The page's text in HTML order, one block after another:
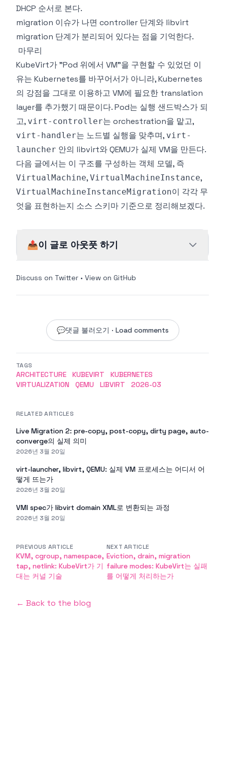
DHCP 순서로 본다.
migration 이슈가 나면 controller 단계와 libvirt
migration 단계가 분리되어 있다는 점을 기억한다.
마무리
KubeVirt가 "Pod 위에서 VM"을 구현할 수 있었던 이
유는 Kubernetes를 바꾸어서가 아니라, Kubernetes
의 강점을 그대로 이용하고 VM에 필요한 translation
layer를 추가했기 때문이다. Pod는 실행 샌드박스가 되
고, virt-controller는 orchestration을 맡고,
virt-handler는 노드별 실행을 맞추며, virt-
launcher 안의 libvirt와 QEMU가 실제 VM을 만든다.
다음 글에서는 이 구조를 구성하는 객체 모델, 즉
VirtualMachine, VirtualMachineInstance,
VirtualMachineInstanceMigration이 각각 무
엇을 표현하는지 소스 스키마 기준으로 정리해보겠다.
📤이 글로 아웃풋 하기
Discuss on Twitter • View on GitHub
💬댓글 불러오기 · Load comments
TAGS
ARCHITECTURE KUBEVIRT
KUBERNETES
VIRTUALIZATION
QEMU LIBVIRT 2026-03
RELATED ARTICLES
Live Migration 2: pre-copy, post-copy, dirty page, auto-
converge의 실제 의미
2026년 3월 20일
virt-launcher, libvirt, QEMU: 실제 VM 프로세스는 어디서 어
떻게 뜨는가
2026년 3월 20일
VMI spec가 libvirt domain XML로 변환되는 과정
2026년 3월 20일
PREVIOUS ARTICLE
KVM, cgroup, namespace,
tap, netlink: KubeVirt가 기
대는 커널 기술
NEXT ARTICLE
Eviction, drain, migration
failure modes: KubeVirt는 실패
를 어떻게 처리하는가
← Back to the blog